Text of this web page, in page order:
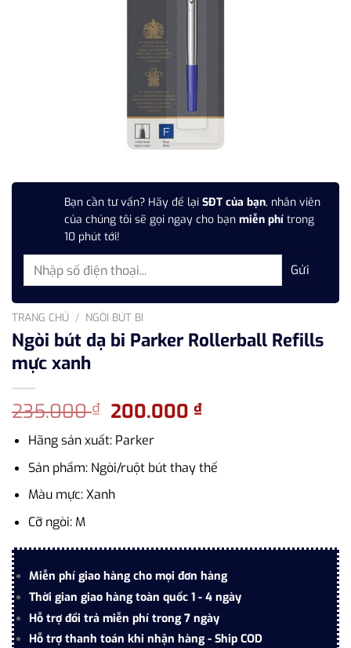
Bạn cần tư vấn? Hãy để lại SĐT của bạn, nhân viên
của chúng tôi sẽ gọi ngay cho bạn miễn phí trong
10 phút tới!
TRANG CHỦ / NGÒI BÚT BI
Ngòi bút dạ bi Parker Rollerball Refills
mực xanh
235.000₫ Giá
gốc
là:
235.000 ₫.
200.000₫Giá
là:
Hãng sản xuất: Parker
Sản phẩm: Ngòi/ruột bút thay thế
Màu mực: Xanh
Cỡ ngòi: M
Miễn phí giao hàng cho mọi đơn hàng
Thời gian giao hàng toàn quốc 1 - 4 ngày
Hỗ trợ đổi trả miễn phí trong 7 ngày
Hỗ trợ thanh toán khi nhận hàng - Ship COD